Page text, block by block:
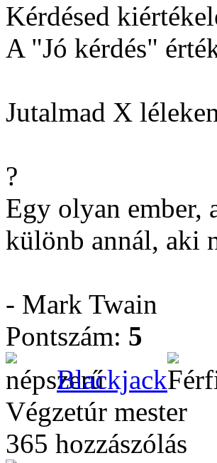
Kérdésed
A "Jó kérdés"
Jutalmad X
?
Egy olyan ember,
különb annál, aki
- Mark Twain
Pontszám: 5
Blackjack
Végzetúr mester
365 hozzászólás